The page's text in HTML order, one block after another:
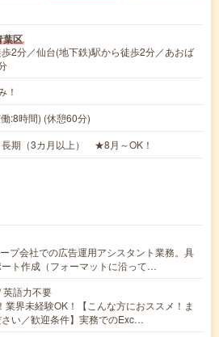
葉区
2分／仙台(地下鉄)駅から徒歩2分／あおば
！
:8時間) (休憩60分)
長期（3カ月以上） ★8月～OK！
プ会社での広告運用アシスタント業務。具
ト作成（フォーマットに沿って…
英語力不要
業界未経験OK！【こんな方におススメ！ま
い／歓迎条件】実務でのExc…